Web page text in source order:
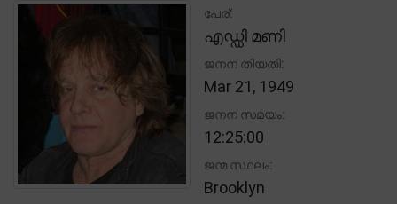
പേര്:
എഡ്ഡി മണി
ജനന തിയതി:
Mar 21, 1949
ജനന സമയം:
12:25:00
ജന്മ സ്ഥലം:
Brooklyn